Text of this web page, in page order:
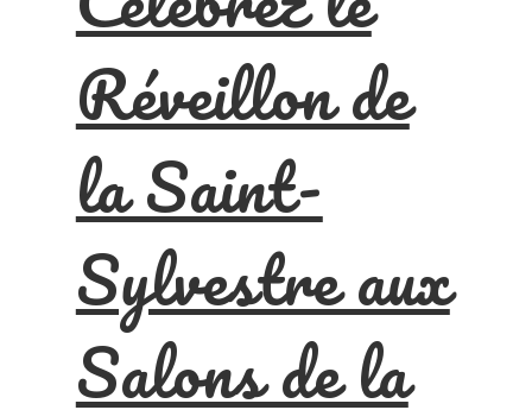
Réveillon de
la Saint-
Sylvestre aux
Salons de la